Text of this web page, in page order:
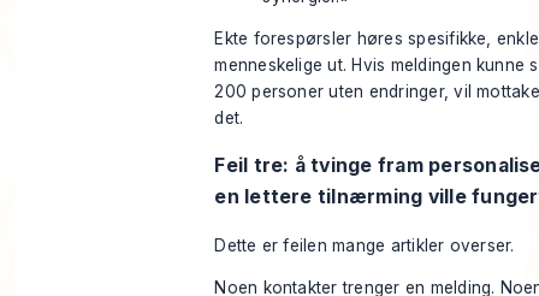
Ekte forespørsler høres spesifikke,
menneskelige ut. Hvis meldingen kunne
200 personer uten endringer, vil
det.
Feil tre: å tvinge fram
en lettere tilnærming ville
Dette er feilen mange artikler overser.
Noen kontakter trenger en melding.